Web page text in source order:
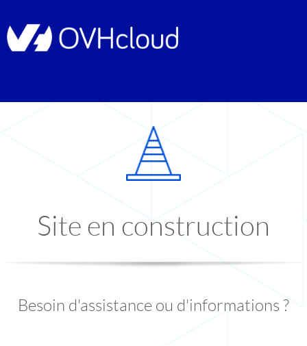
Site en construction
Besoin d'assistance ou d'informations ?